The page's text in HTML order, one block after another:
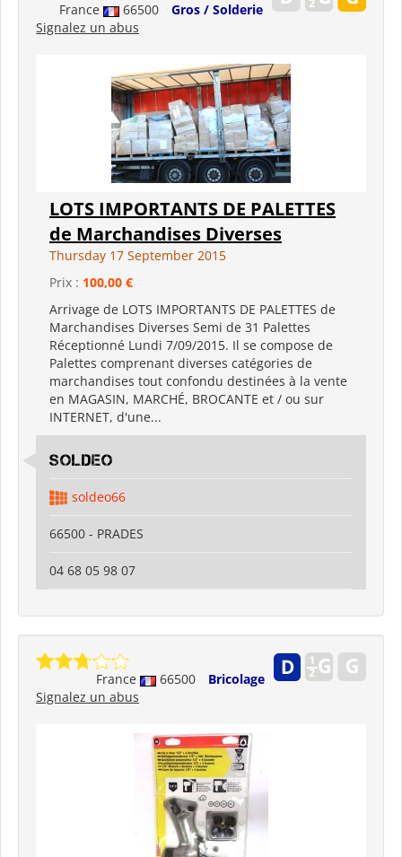
France 66500
Gros / Solderie
Signalez un abus
LOTS IMPORTANTS DE PALETTES
de Marchandises Diverses
Thursday 17 September 2015
Prix : 100,00 €
Arrivage de LOTS IMPORTANTS DE PALETTES de
Marchandises Diverses Semi de 31 Palettes
Réceptionné Lundi 7/09/2015. Il se compose de
Palettes comprenant diverses catégories de
marchandises tout confondu destinées à la vente
en MAGASIN, MARCHÉ, BROCANTE et / ou sur
INTERNET, d'une...
SOLDEO
soldeo66
66500 - PRADES
04 68 05 98 07
France 66500
Bricolage
Signalez un abus